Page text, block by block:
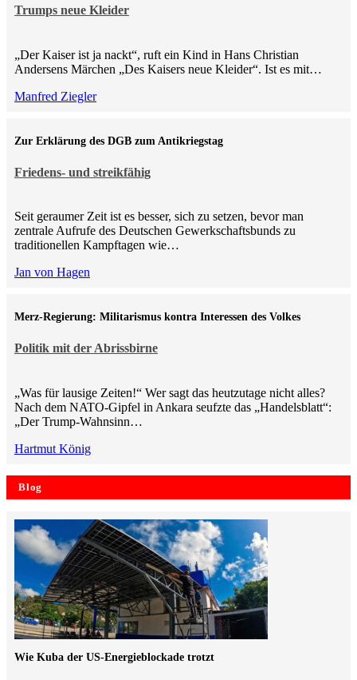
Trumps neue Kleider
„Der Kaiser ist ja nackt“, ruft ein Kind in Hans Christian
Andersens Märchen „Des Kaisers neue Kleider“. Ist es mit…
Manfred Ziegler
Friedens- und streikfähig
Zur Erklärung des DGB zum Antikriegstag
Seit geraumer Zeit ist es besser, sich zu setzen, bevor man
zentrale Aufrufe des Deutschen Gewerkschaftsbunds zu
traditionellen Kampftagen wie…
Jan von Hagen
Politik mit der Abrissbirne
Merz-Regierung: Militarismus kontra Inte­ressen des Volkes
„Was für lausige Zeiten!“ Wer sagt das heutzutage nicht alles?
Nach dem NATO-Gipfel in Ankara seufzte das „Handelsblatt“:
„Der Trump-Wahnsinn…
Hartmut König
Blog
Wie Kuba der US-Energieblockade trotzt